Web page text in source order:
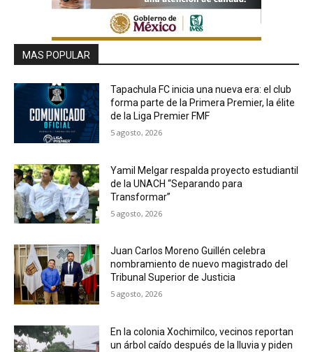
MAS POPULAR
Tapachula FC inicia una nueva era: el club
forma parte de la Primera Premier, la élite
de la Liga Premier FMF
5 agosto, 2026
Yamil Melgar respalda proyecto estudiantil
de la UNACH “Separando para
Transformar”
5 agosto, 2026
Juan Carlos Moreno Guillén celebra
nombramiento de nuevo magistrado del
Tribunal Superior de Justicia
5 agosto, 2026
En la colonia Xochimilco, vecinos reportan
un árbol caído después de la lluvia y piden